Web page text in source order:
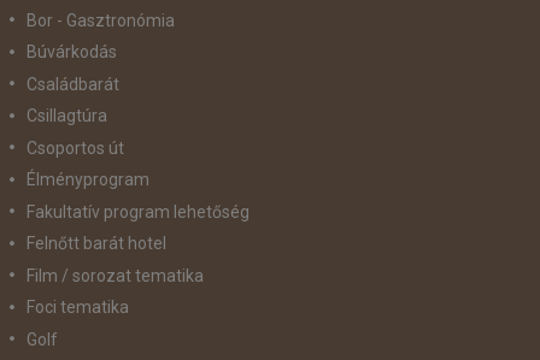
Bor - Gasztronómia
Búvárkodás
Családbarát
Csillagtúra
Csoportos út
Élményprogram
Fakultatív program lehetőség
Felnőtt barát hotel
Film / sorozat tematika
Foci tematika
Golf